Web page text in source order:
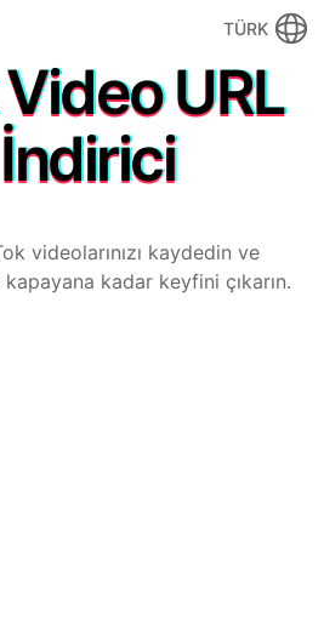
TÜRK
URL
videolarınızı kaydedin ve
kadar keyfini çıkarın.